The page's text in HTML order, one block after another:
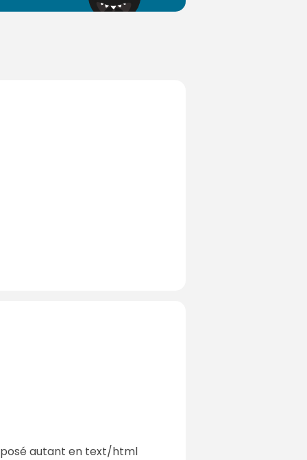
autant en text/html